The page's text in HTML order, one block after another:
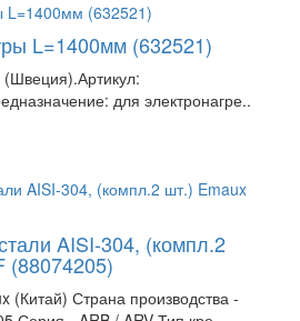
L=1400мм (632521)
(Швеция).Артикул:
для электронагре..
AISI-304, (компл.2
(88074205)
(Китай) Страна производства -